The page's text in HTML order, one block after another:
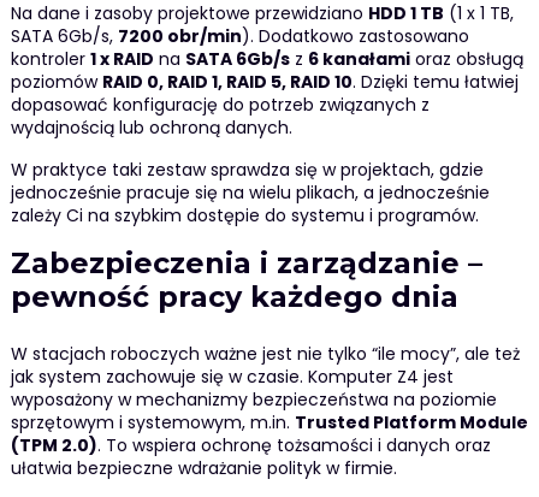
Na dane i zasoby projektowe przewidziano HDD 1 TB (1 x 1 TB,
SATA 6Gb/s, 7200 obr/min). Dodatkowo zastosowano
kontroler 1 x RAID na SATA 6Gb/sz 6 kanałamioraz obsługą
poziomów RAID 0, RAID 1, RAID 5, RAID 10. Dzięki temu łatwiej
dopasować konfigurację do potrzeb związanych z
wydajnością lub ochroną danych.
W praktyce taki zestaw sprawdza się w projektach, gdzie
jednocześnie pracuje się na wielu plikach, a jednocześnie
zależy Ci na szybkim dostępie do systemu i programów.
Zabezpieczenia i zarządzanie –
pewność pracy każdego dnia
W stacjach roboczych ważne jest nie tylko “ile mocy”, ale też
jak system zachowuje się w czasie. Komputer Z4 jest
wyposażony w mechanizmy bezpieczeństwa na poziomie
sprzętowym i systemowym, m.in. Trusted Platform Module
(TPM 2.0). To wspiera ochronę tożsamości i danych oraz
ułatwia bezpieczne wdrażanie polityk w firmie.